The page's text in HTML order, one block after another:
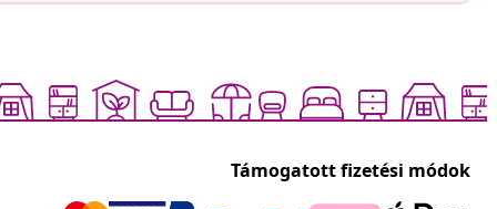
Támogatott fizetési módok